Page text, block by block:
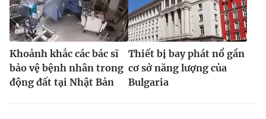
Khoảnh khắc các bác sĩ
bảo vệ bệnh nhân trong
động đất tại Nhật Bản
Thiết bị bay phát nổ gần
cơ sở năng lượng của
Bulgaria